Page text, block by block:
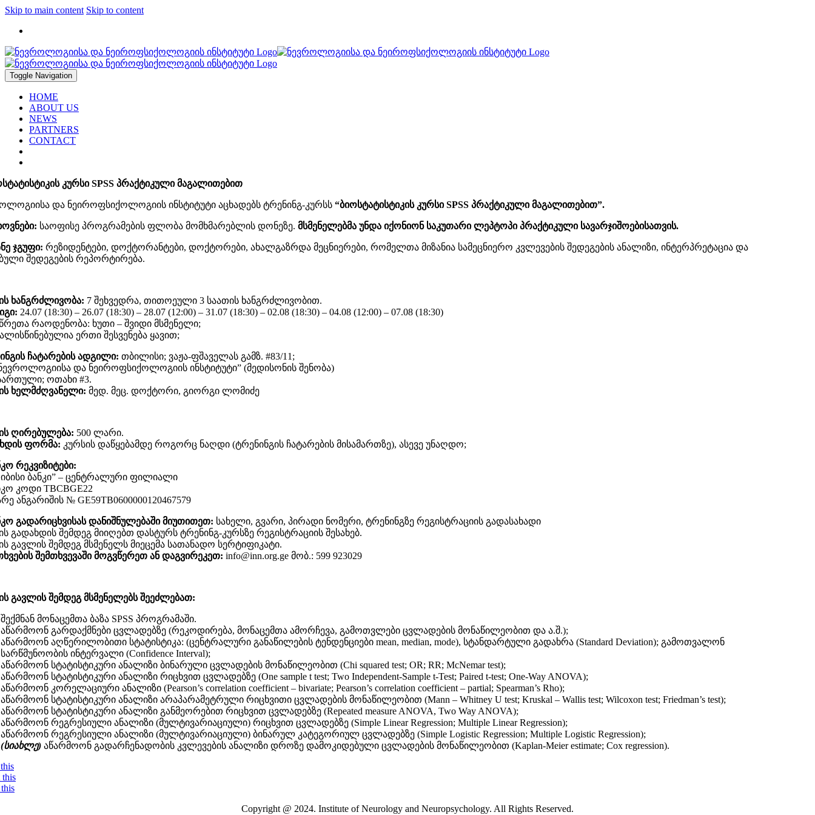
Skip to main content Skip to content
Toggle Navigation
HOME
ABOUT US
NEWS
PARTNERS
CONTACT
კურსი SPSS პრაქტიკული მაგალითებით
და ნეიროფსიქოლოგიის ინსტიტუტი აცხადებს ტრენინგ-კურსს “ბიოსტატისტიკის კურსი SPSS პრაქტიკული მაგალითებით”.
საოფისე პროგრამების ფლობა მომხმარებლის დონეზე. მსმენელებმა უნდა იქონიონ საკუთარი ლეპტოპი პრაქტიკული სავარჯიშოებისათვის.
ჯგუფი: რეზიდენტები, დოქტორანტები, დოქტორები, ახალგაზრდა მეცნიერები, რომელთა მიზანია სამეცნიერო კვლევების შედეგების ანალიზი, ინტერპრეტაცია და
შედეგების რეპორტირება.
ხანგრძლივობა: 7 შეხვედრა, თითოეული 3 საათის ხანგრძლივობით.
24.07 (18:30) – 26.07 (18:30) – 28.07 (12:00) – 31.07 (18:30) – 02.08 (18:30) – 04.08 (12:00) – 07.08 (18:30)
რაოდენობა: ხუთი – შვიდი მსმენელი;
ერთი შესვენება ყავით;
ჩატარების ადგილი: თბილისი; ვაჟა-ფშაველას გამზ. #83/11;
და ნეიროფსიქოლოგიის ინსტიტუტი” (მედისონის შენობა)
ოთახი #3.
ხელმძღვანელი: მედ. მეც. დოქტორი, გიორგი ლომიძე
ღირებულება: 500 ლარი.
ფორმა: კურსის დაწყებამდე როგორც ნაღდი (ტრენინგის ჩატარების მისამართზე), ასევე უნაღდო;
რეკვიზიტები:
ბანკი” – ცენტრალური ფილიალი
კოდი TBCBGE22
ანგარიშის № GE59TB0600000120467579
გადარიცხვისას დანიშნულებაში მიუთითეთ: სახელი, გვარი, პირადი ნომერი, ტრენინგზე რეგისტრაციის გადასახადი
გადახდის შემდეგ მიიღებთ დასტურს ტრენინგ-კურსზე რეგისტრაციის შესახებ.
გავლის შემდეგ მსმენელს მიეცემა სათანადო სერტიფიკატი.
შემთხვევაში მოგვწერეთ ან დაგვირეკეთ: info@inn.org.ge მობ.: 599 923029
გავლის შემდეგ მსმენელებს შეეძლებათ:
შექმნან მონაცემთა ბაზა SPSS პროგრამაში.
აწარმოონ გარდაქმნები ცვლადებზე (რეკოდირება, მონაცემთა ამორჩევა, გამოთვლები ცვლადების მონაწილეობით და ა.შ.);
აწარმოონ აღწერილობითი სტატისტიკა: (ცენტრალური განაწილების ტენდენციები mean, median, mode), სტანდარტული გადახრა (Standard Deviation); გამოთვალონ
სარწმუნოობის ინტერვალი (Confidence Interval);
აწარმოონ სტატისტიკური ანალიზი ბინარული ცვლადების მონაწილეობით (Chi squared test; OR; RR; McNemar test);
აწარმოონ სტატისტიკური ანალიზი რიცხვით ცვლადებზე (One sample t test; Two Independent-Sample t-Test; Paired t-test; One-Way ANOVA);
აწარმოონ კორელაციური ანალიზი (Pearson’s correlation coefficient – bivariate; Pearson’s correlation coefficient – partial; Spearman’s Rho);
აწარმოონ სტატისტიკური ანალიზი არაპარამეტრული რიცხვითი ცვლადების მონაწილეობით (Mann – Whitney U test; Kruskal – Wallis test; Wilcoxon test; Friedman’s test);
აწარმოონ სტატისტიკური ანალიზი განმეორებით რიცხვით ცვლადებზე (Repeated measure ANOVA, Two Way ANOVA);
აწარმოონ რეგრესიული ანალიზი (მულტივარიაციული) რიცხვით ცვლადებზე (Simple Linear Regression; Multiple Linear Regression);
აწარმოონ რეგრესიული ანალიზი (მულტივარიაციული) ბინარულ კატეგორიულ ცვლადებზე (Simple Logistic Regression; Multiple Logistic Regression);
(სიახლე)აწარმოონ გადარჩენადობის კვლევების ანალიზი დროზე დამოკიდებული ცვლადების მონაწილეობით (Kaplan-Meier estimate; Cox regression).
this
Copyright @ 2024. Institute of Neurology and Neuropsychology. All Rights Reserved.